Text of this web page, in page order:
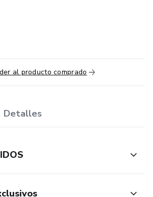
y definir tus valores
y la atención plena en tu día a
en una aliada de tu bienestar.
puedes integrar fácilmente en tu
al producto comprado
Detalles